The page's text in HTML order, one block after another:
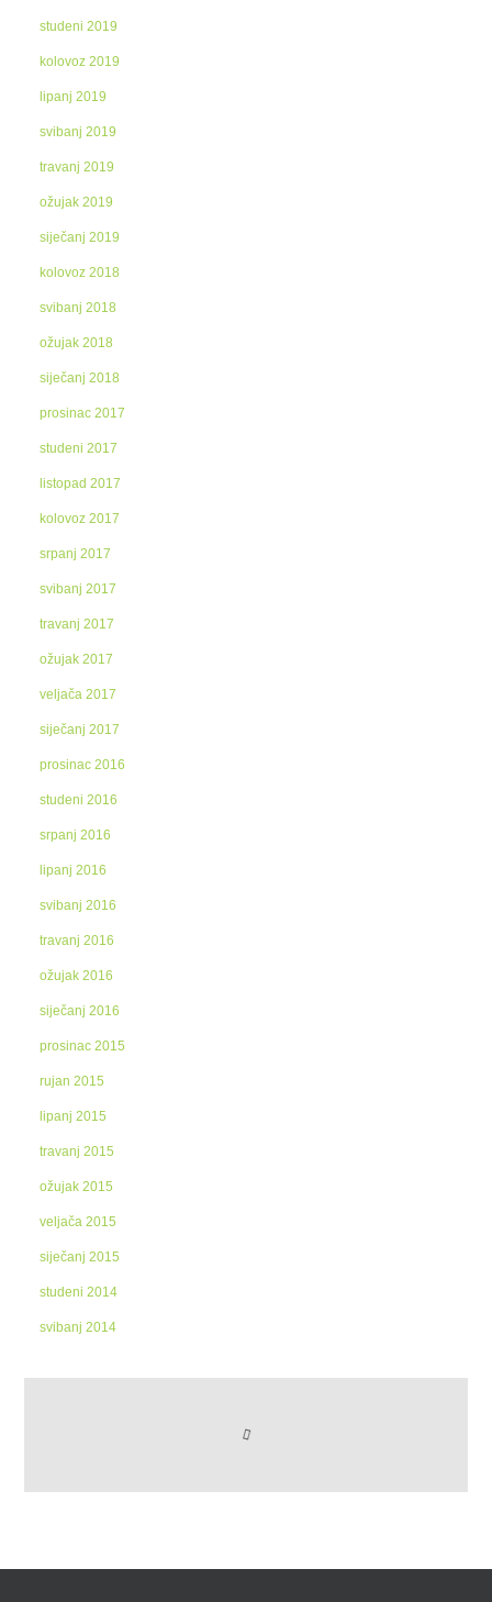
studeni 2019
kolovoz 2019
lipanj 2019
svibanj 2019
travanj 2019
ožujak 2019
siječanj 2019
kolovoz 2018
svibanj 2018
ožujak 2018
siječanj 2018
prosinac 2017
studeni 2017
listopad 2017
kolovoz 2017
srpanj 2017
svibanj 2017
travanj 2017
ožujak 2017
veljača 2017
siječanj 2017
prosinac 2016
studeni 2016
srpanj 2016
lipanj 2016
svibanj 2016
travanj 2016
ožujak 2016
siječanj 2016
prosinac 2015
rujan 2015
lipanj 2015
travanj 2015
ožujak 2015
veljača 2015
siječanj 2015
studeni 2014
svibanj 2014